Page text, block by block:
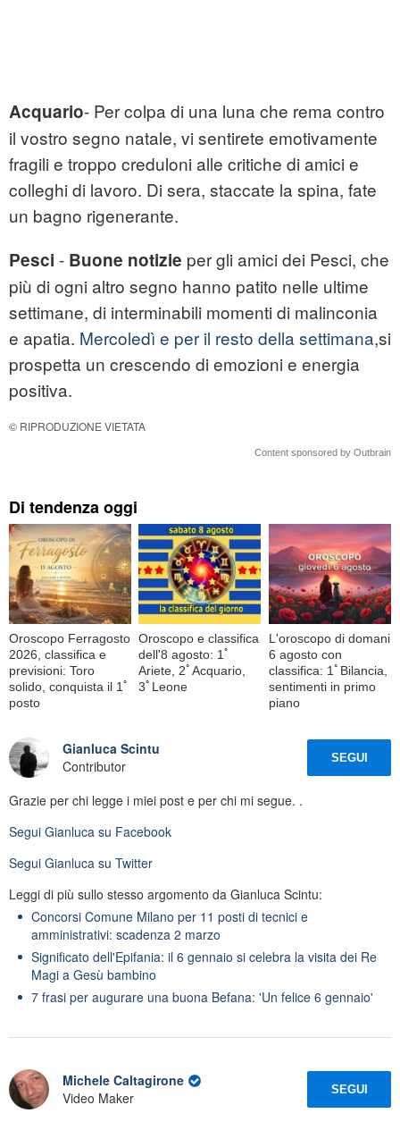
Acquario- Per colpa di una luna che rema contro
il vostro segno natale, vi sentirete emotivamente
fragili e troppo creduloni alle critiche di amici e
colleghi di lavoro. Di sera, staccate la spina, fate
un bagno rigenerante.
Pesci - Buone notizie per gli amici dei Pesci, che
più di ogni altro segno hanno patito nelle ultime
settimane, di interminabili momenti di malinconia
e apatia. Mercoledì e per il resto della settimana,si
prospetta un crescendo di emozioni e energia
positiva.
© RIPRODUZIONE VIETATA
Content sponsored by Outbrain
Di tendenza oggi
Oroscopo Ferragosto
2026, classifica e
previsioni: Toro
solido, conquista il 1ﾟ
posto
Oroscopo e classifica
dell'8 agosto: 1ﾟ
Ariete, 2ﾟAcquario,
3ﾟLeone
L'oroscopo di domani
6 agosto con
classifica: 1ﾟBilancia,
sentimenti in primo
piano
Gianluca Scintu
Contributor
SEGUI
Grazie per chi legge i miei post e per chi mi segue. .
Segui Gianluca su Facebook
Segui Gianluca su Twitter
Leggi di più sullo stesso argomento da Gianluca Scintu:
Concorsi Comune Milano per 11 posti di tecnici e
amministrativi: scadenza 2 marzo
Significato dell'Epifania: il 6 gennaio si celebra la visita dei Re
Magi a Gesù bambino
7 frasi per augurare una buona Befana: 'Un felice 6 gennaio'
Michele Caltagirone
Video Maker
SEGUI